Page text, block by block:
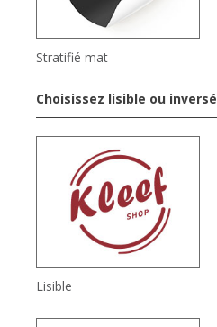
Stratifié mat
Choisissez lisible ou inversé
Lisible